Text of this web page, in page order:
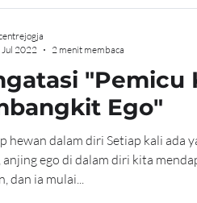
"Pemicu
Ego"
hewan dalam diri Setiap kali ada
anjing ego di dalam diri kita
dan ia mulai...
Jul 2022
2 menit membaca